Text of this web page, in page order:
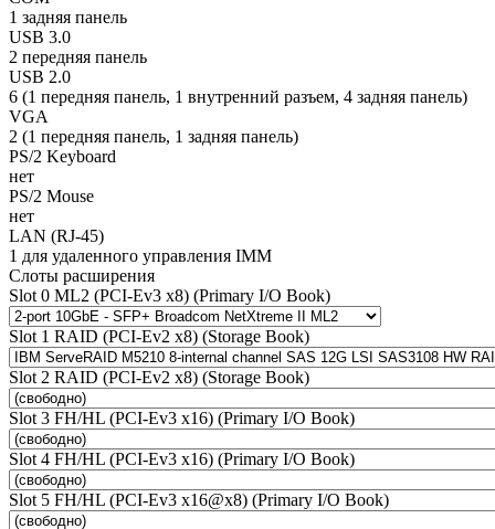
1 задняя панель
USB 3.0
2 передняя панель
USB 2.0
6 (1 передняя панель, 1 внутренний разъем, 4 задняя панель)
VGA
2 (1 передняя панель, 1 задняя панель)
PS/2 Keyboard
нет
PS/2 Mouse
нет
LAN (RJ-45)
1 для удаленного управления IMM
Слоты расширения
Slot 0 ML2 (PCI-Ev3 x8) (Primary I/O Book)
Slot 1 RAID (PCI-Ev2 x8) (Storage Book)
Slot 2 RAID (PCI-Ev2 x8) (Storage Book)
Slot 3 FH/HL (PCI-Ev3 x16) (Primary I/O Book)
Slot 4 FH/HL (PCI-Ev3 x16) (Primary I/O Book)
Slot 5 FH/HL (PCI-Ev3 x16@x8) (Primary I/O Book)